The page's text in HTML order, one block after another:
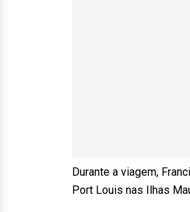
Durante a viagem,
Port Louis nas Ilhas